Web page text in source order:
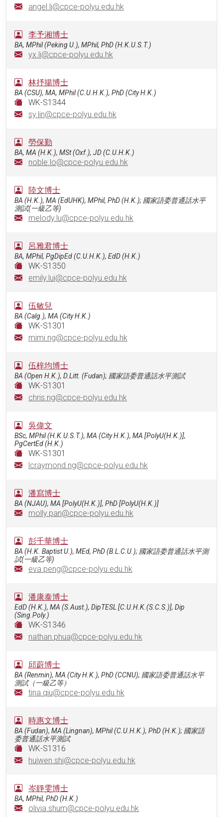
angel.li@cpce-polyu.edu.hk
李予湘博士
BA, MPhil (Peking U.), MPhil, PhD (H.K.U.S.T.)
yx.li@cpce-polyu.edu.hk
林抒揚博士
BA (CSU), MA, MPhil (C.U.H.K.), PhD (City H.K.)
WK-S1344
sy.lin@cpce-polyu.edu.hk
勞保勤
BA, MA (H.K.), MSt (Oxf.), JD (C.U.H.K.)
noble.lo@cpce-polyu.edu.hk
陸文博士
BA (H.K.), MA (EdUHK), MPhil, PhD (H.K.); 國家語委普通話水平
測試(一級乙等)
melody.lu@cpce-polyu.edu.hk
呂雅君博士
BA, MPhil, PgDipEd (C.U.H.K.), EdD (H.K.)
WK-S1350
emily.lui@cpce-polyu.edu.hk
伍敏兒
BA (Calg.), MA (City H.K.)
WK-S1301
mimi.ng@cpce-polyu.edu.hk
伍梓均博士
BA (Open H.K.), D.Litt. (Fudan); 國家語委普通話水平測試
WK-S1301
chris.ng@cpce-polyu.edu.hk
吳偉文
BSc, MPhil (H.K.U.S.T.), MA (City H.K.), MA [PolyU(H.K.)],
PgCertEd (H.K.)
WK-S1301
lcraymond.ng@cpce-polyu.edu.hk
潘寫博士
BA (NJAU), MA [PolyU(H.K.)], PhD [PolyU(H.K.)]
molly.pan@cpce-polyu.edu.hk
彭千華博士
BA (H.K. Baptist U.), MEd, PhD (B.L.C.U.); 國家語委普通話水平測
試(一級乙等)
eva.peng@cpce-polyu.edu.hk
潘康泰博士
EdD (H.K.), MA (S.Aust.), DipTESL [C.U.H.K.(S.C.S.)], Dip
(Sing.Poly.)
WK-S1346
nathan.phua@cpce-polyu.edu.hk
邱蔚博士
BA (Renmin), MA (City H.K.), PhD (CCNU); 國家語委普通話水平
測試（一級乙等）
tina.qiu@cpce-polyu.edu.hk
時惠文博士
BA (Fudan), MA (Lingnan), MPhil (C.U.H.K.), PhD (H.K.); 國家語
委普通話水平測試
WK-S1316
huiwen.shi@cpce-polyu.edu.hk
岑靜雯博士
BA, MPhil, PhD (H.K.)
olivia.shum@cpce-polyu.edu.hk